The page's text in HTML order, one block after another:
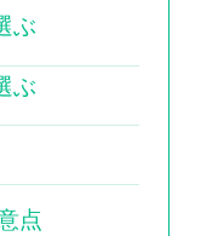
ぶ
ぶ
点